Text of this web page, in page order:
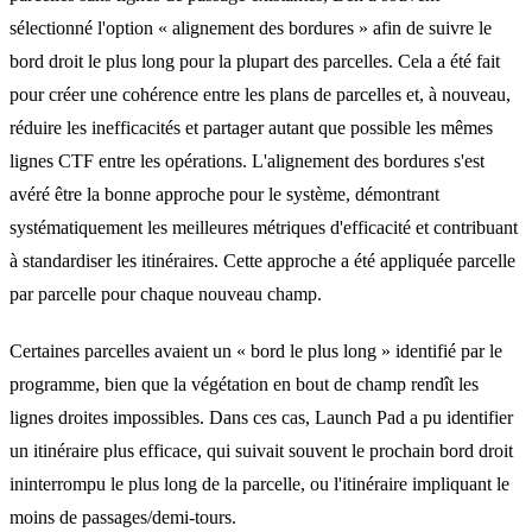
sélectionné l'option « alignement des bordures » afin de suivre le
bord droit le plus long pour la plupart des parcelles. Cela a été fait
pour créer une cohérence entre les plans de parcelles et, à nouveau,
réduire les inefficacités et partager autant que possible les mêmes
lignes CTF entre les opérations. L'alignement des bordures s'est
avéré être la bonne approche pour le système, démontrant
systématiquement les meilleures métriques d'efficacité et contribuant
à standardiser les itinéraires. Cette approche a été appliquée parcelle
par parcelle pour chaque nouveau champ.
Certaines parcelles avaient un « bord le plus long » identifié par le
programme, bien que la végétation en bout de champ rendît les
lignes droites impossibles. Dans ces cas, Launch Pad a pu identifier
un itinéraire plus efficace, qui suivait souvent le prochain bord droit
ininterrompu le plus long de la parcelle, ou l'itinéraire impliquant le
moins de passages/demi-tours.